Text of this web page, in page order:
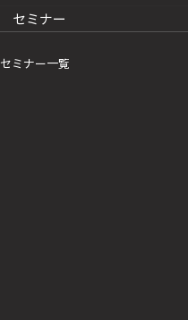
セミナー
セミナー一覧